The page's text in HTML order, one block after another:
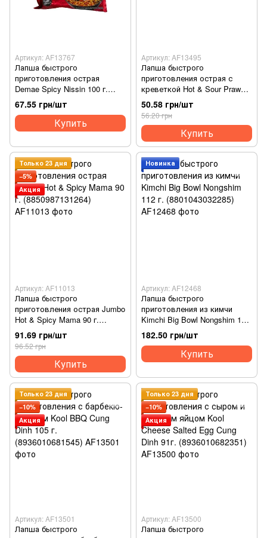
Артикул: AF13767
Лапша быстрого
приготовления острая
Demae Spicy Nissin 100 г.
(8712429361106)
67.55 грн/шт
Купить
Артикул: AF13495
Лапша быстрого
приготовления острая с
креветкой Hot & Sour Prawn
Hot Pot Cung Dinh 85 г.
(8936010680555)
50.58 грн/шт
56.20 грн
Купить
Только 23 дня
−5%
Акция
Артикул: AF11013
Лапша быстрого
приготовления острая Jumbo
Hot & Spicy Mama 90 г.
(8850987131264)
91.69 грн/шт
96.52 грн
Купить
Новинка
Артикул: AF12468
Лапша быстрого
приготовления из кимчи
Kimchi Big Bowl Nongshim 112
г. (8801043032285)
182.50 грн/шт
Купить
Только 23 дня
−10%
Акция
Артикул: AF13501
Лапша быстрого
Только 23 дня
−10%
Акция
Артикул: AF13500
Лапша быстрого